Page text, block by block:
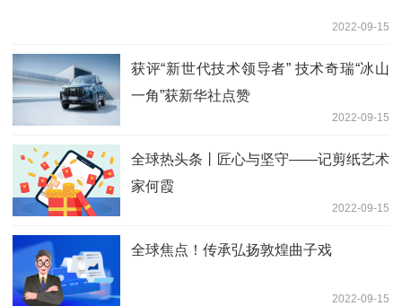
2022-09-15
获评“新世代技术领导者” 技术奇瑞“冰山
一角”获新华社点赞
2022-09-15
全球热头条丨匠心与坚守——记剪纸艺术
家何霞
2022-09-15
全球焦点！传承弘扬敦煌曲子戏
2022-09-15